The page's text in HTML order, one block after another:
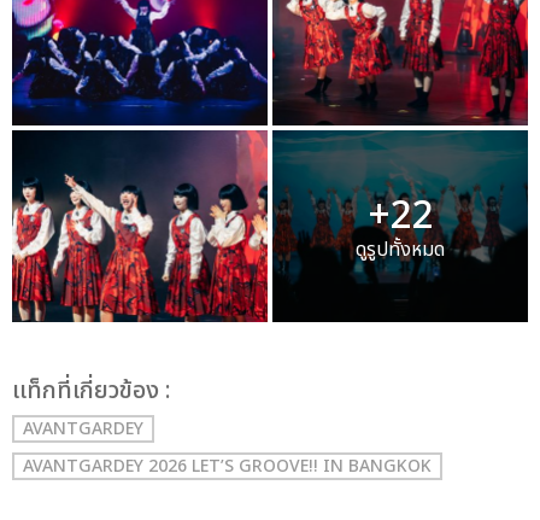
+22
ดูรูปทั้งหมด
เเท็กที่เกี่ยวข้อง :
AVANTGARDEY
AVANTGARDEY 2026 LET’S GROOVE!! IN BANGKOK